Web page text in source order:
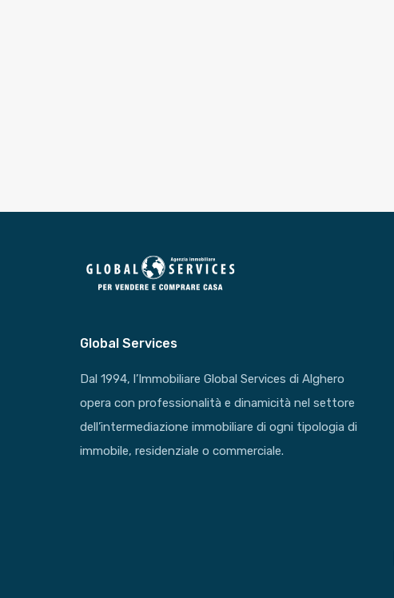
Global Services
Dal 1994, l’Immobiliare Global Services di Alghero
opera con professionalità e dinamicità nel settore
dell’intermediazione immobiliare di ogni tipologia di
immobile, residenziale o commerciale.